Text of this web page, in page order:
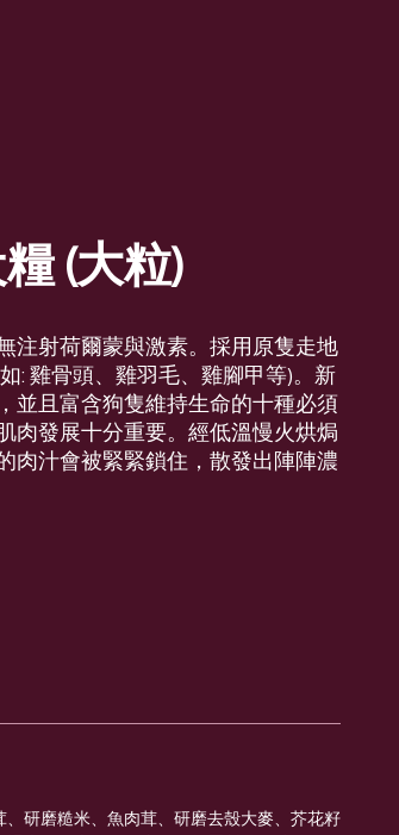
(大粒)
注射荷爾蒙與激素。採用原隻走地
: 雞骨頭、雞羽毛、雞腳甲等)。新
並且富含狗隻維持生命的十種必須
肉發展十分重要。經低溫慢火烘焗
肉汁會被緊緊鎖住，散發出陣陣濃
研磨糙米、魚肉茸、研磨去殼大麥、芥花籽